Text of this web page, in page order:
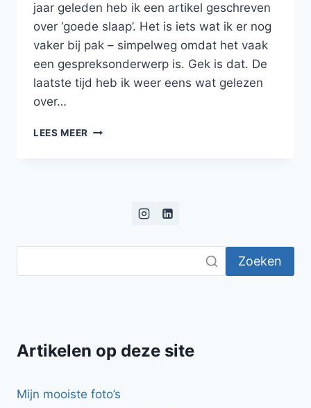
jaar geleden heb ik een artikel geschreven
over ‘goede slaap’. Het is iets wat ik er nog
vaker bij pak – simpelweg omdat het vaak
een gespreksonderwerp is. Gek is dat. De
laatste tijd heb ik weer eens wat gelezen
over…
LEES MEER ZIT
Zoeken
Artikelen op deze site
Mijn mooiste foto’s